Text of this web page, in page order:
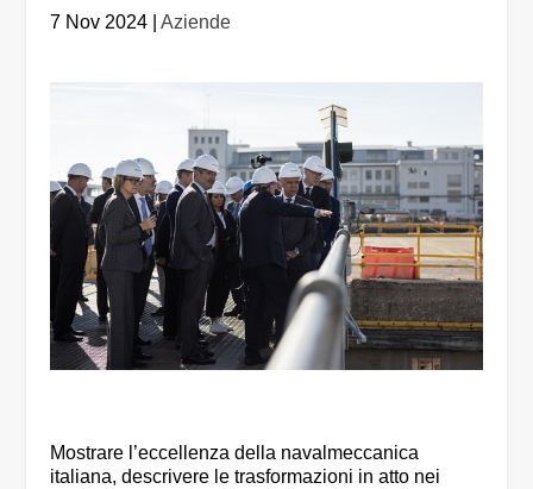
7 Nov 2024 |Aziende
Mostrare l’eccellenza della navalmeccanica
italiana, descrivere le trasformazioni in atto nei